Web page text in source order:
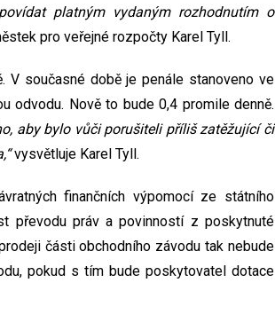
platným vydaným rozhodnutím o
pro veřejné rozpočty Karel Tyll.
V současné době je penále stanoveno ve
odvodu. Nově to bude 0,4 promile denně.
aby bylo vůči porušiteli příliš zatěžující či
vysvětluje Karel Tyll.
finančních výpomocí ze státního
převodu práv a povinností z poskytnuté
části obchodního závodu tak nebude
pokud s tím bude poskytovatel dotace